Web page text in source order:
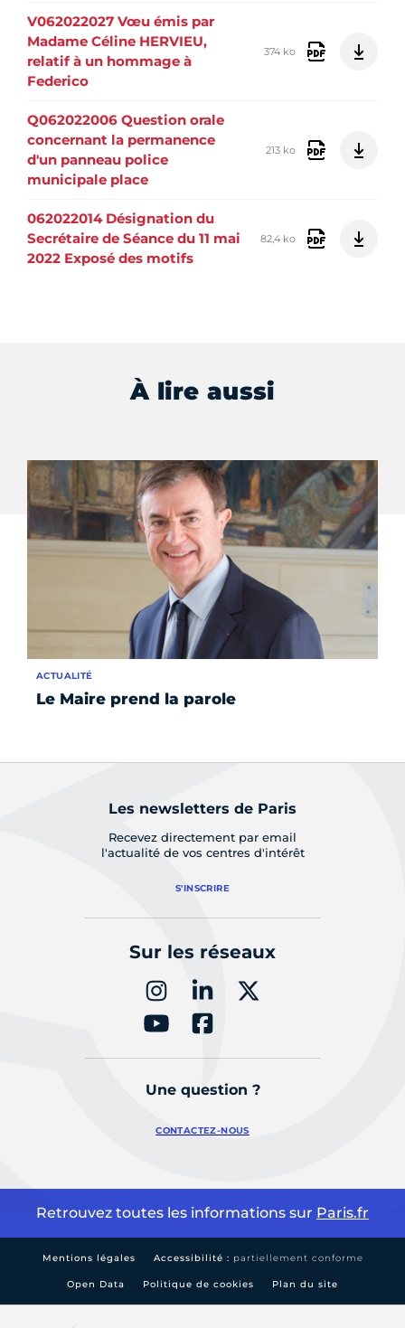
V062022027 Vœu émis par
Madame Céline HERVIEU,
relatif à un hommage à
Federico
374 ko
Q062022006 Question orale
concernant la permanence
d'un panneau police
municipale place
213 ko
062022014 Désignation du
Secrétaire de Séance du 11 mai
2022 Exposé des motifs
82,4 ko
À lire aussi
Le Maire prend la parole
ACTUALITÉ
Les newsletters de Paris
Recevez directement par email
l'actualité de vos centres d'intérêt
S'INSCRIRE
Sur les réseaux
Une question ?
CONTACTEZ-NOUS
Retrouvez toutes les informations sur Paris.fr
Mentions légales Accessibilité : partiellement conforme
Open Data Politique de cookies Plan du site